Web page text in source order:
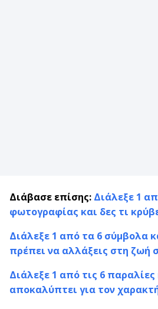
Διάβασε επίσης: Διάλεξε 1
φωτογραφίας και δες τι
Διάλεξε 1 από τα 6 σύμβολα
πρέπει να αλλάξεις στη ζωή
Διάλεξε 1 από τις 6 παραλίες
αποκαλύπτει για τον